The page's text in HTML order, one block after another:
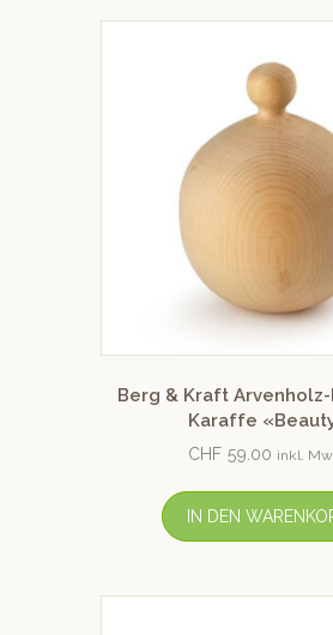
Berg & Kraft
Karaffe
CHF 59.00 inkl.
IN DEN